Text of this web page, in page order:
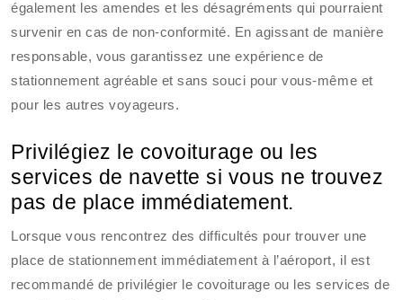
également les amendes et les désagréments qui pourraient
survenir en cas de non-conformité. En agissant de manière
responsable, vous garantissez une expérience de
stationnement agréable et sans souci pour vous-même et
pour les autres voyageurs.
Privilégiez le covoiturage ou les
services de navette si vous ne trouvez
pas de place immédiatement.
Lorsque vous rencontrez des difficultés pour trouver une
place de stationnement immédiatement à l’aéroport, il est
recommandé de privilégier le covoiturage ou les services de